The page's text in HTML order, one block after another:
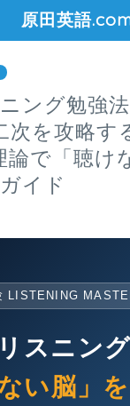
原田英語
ニング勉強
次を攻略す
論で「聴け
イド
LISTENING
スニン
ない脳」